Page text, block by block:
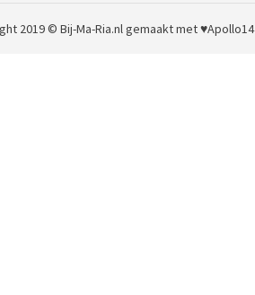
2019 © Bij-Ma-Ria.nlgemaakt met ♥Apollo14